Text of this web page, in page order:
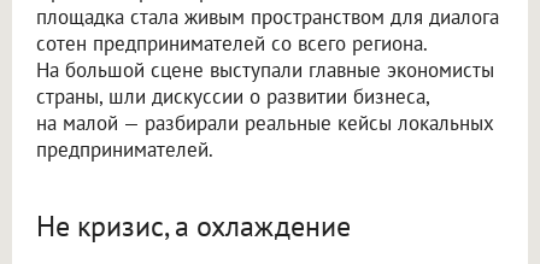
площадка стала живым пространством для диалога
сотен предпринимателей со всего региона.
На большой сцене выступали главные экономисты
страны, шли дискуссии о развитии бизнеса,
на малой — разбирали реальные кейсы локальных
предпринимателей.
Не кризис, а охлаждение